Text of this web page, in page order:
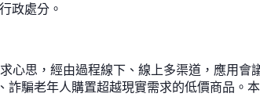
政處分。
心思，經由過程線下、線上多渠道，應用會
騙老年人購置超越現實需求的低價商品。